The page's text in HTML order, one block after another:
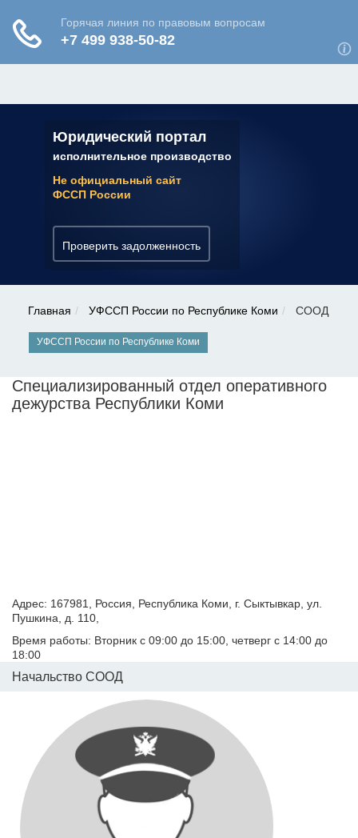
Юридический портал
исполнительное производство
Не официальный сайт
ФССП России
Проверить задолженность
✆ 7 (800) 350-22-64
Главная УФССП России по Республике Коми СООД
УФССП России по Республике Коми
Специализированный отдел оперативного
дежурства Республики Коми
Адрес: 167981, Россия, Республика Коми, г. Сыктывкар, ул.
Пушкина, д. 110,
Время работы: Вторник с 09:00 до 15:00, четверг с 14:00 до
18:00
Начальство СООД